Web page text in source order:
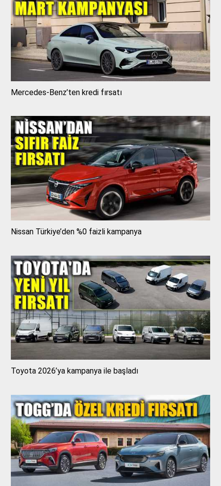
Mercedes-Benz’ten kredi fırsatı
Nissan Türkiye’den %0 faizli kampanya
Toyota 2026’ya kampanya ile başladı